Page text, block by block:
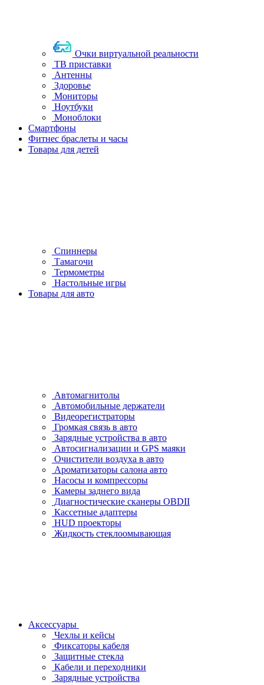
Очки виртуальной реальности
ТВ приставки
Антенны
Здоровье
Мониторы
Ноутбуки
Моноблоки
Смартфоны
Фитнес браслеты и часы
Товары для детей
Спиннеры
Тамагочи
Термометры
Настольные игры
Товары для авто
Автомагнитолы
Автомобильные держатели
Видеорегистраторы
Громкая связь в авто
Зарядные устройства в авто
Автосигнализации и GPS маяки
Очистители воздуха в авто
Ароматизаторы салона авто
Насосы и компрессоры
Камеры заднего вида
Диагностические сканеры OBDII
Кассетные адаптеры
HUD проекторы
Жидкость стеклоомывающая
Аксессуары
Чехлы и кейсы
Фиксаторы кабеля
Защитные стекла
Кабели и переходники
Зарядные устройства